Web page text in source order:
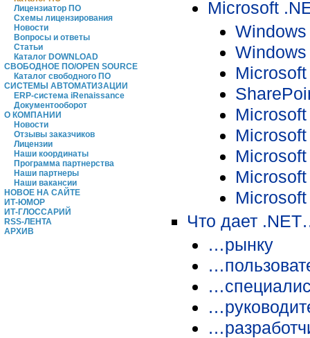
Лицензиатор ПО
Схемы лицензирования
Новости
Вопросы и ответы
Статьи
Каталог DOWNLOAD
СВОБОДНОЕ ПО/OPEN SOURCE
Каталог свободного ПО
СИСТЕМЫ АВТОМАТИЗАЦИИ
ERP-система iRenaissance
Документооборот
О КОМПАНИИ
Новости
Отзывы заказчиков
Лицензии
Наши координаты
Программа партнерства
Наши партнеры
Наши вакансии
НОВОЕ НА САЙТЕ
ИТ-ЮМОР
ИТ-ГЛОССАРИЙ
RSS-ЛЕНТА
АРХИВ
Microsoft
Что дает
…рынку